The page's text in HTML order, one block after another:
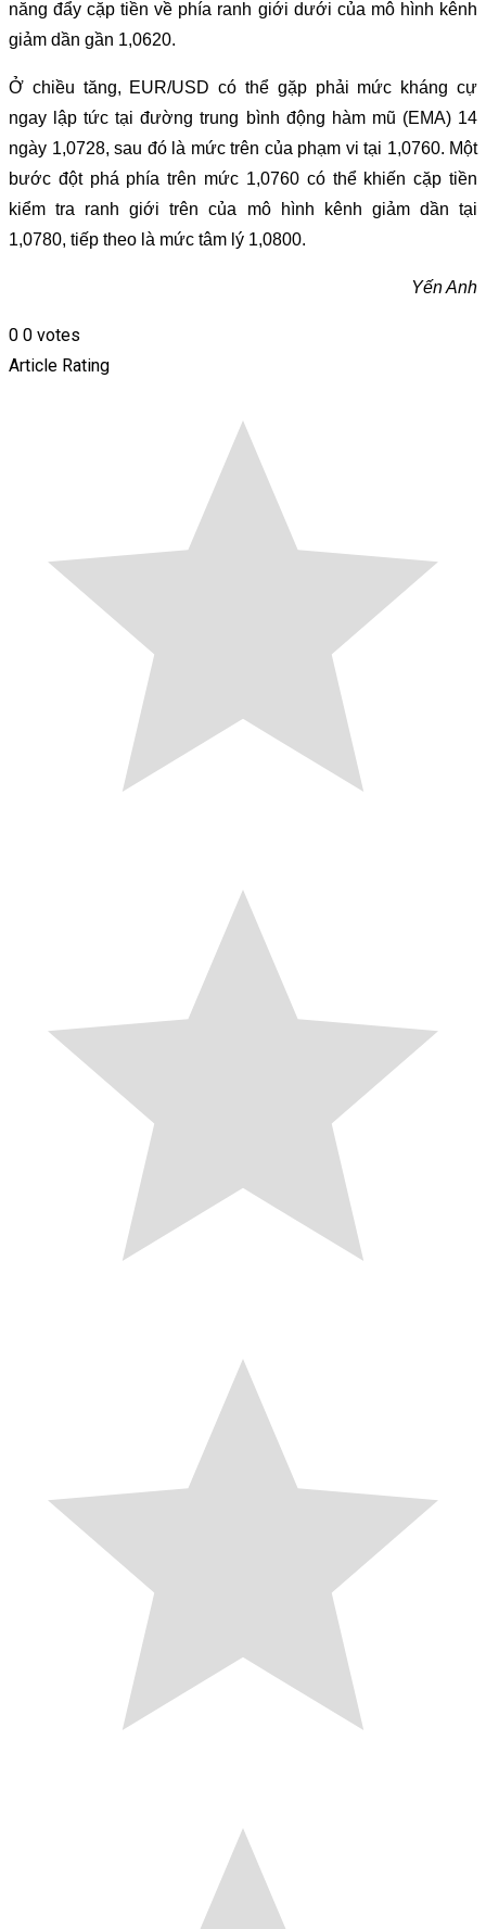
năng đẩy cặp tiền về phía ranh giới dưới của mô hình kênh
giảm dần gần 1,0620.
Ở chiều tăng, EUR/USD có thể gặp phải mức kháng cự
ngay lập tức tại đường trung bình động hàm mũ (EMA) 14
ngày 1,0728, sau đó là mức trên của phạm vi tại 1,0760. Một
bước đột phá phía trên mức 1,0760 có thể khiến cặp tiền
kiểm tra ranh giới trên của mô hình kênh giảm dần tại
1,0780, tiếp theo là mức tâm lý 1,0800.
Yến Anh
0 0 votes
Article Rating